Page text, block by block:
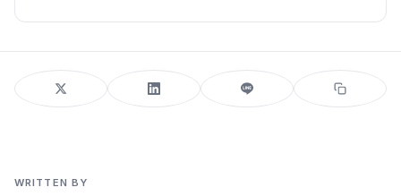
WRITTEN BY